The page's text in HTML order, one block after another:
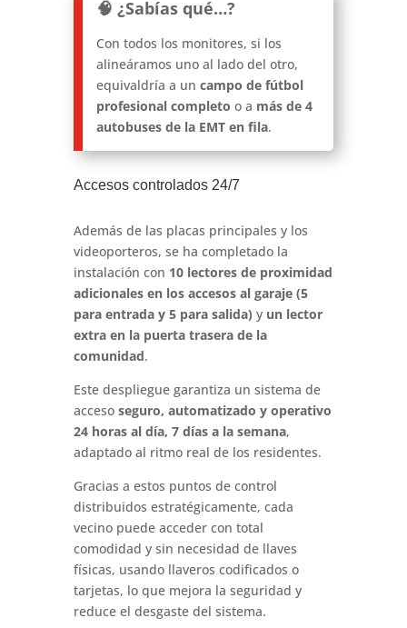
🧠 ¿Sabías qué…?
Con todos los monitores, si los
alineáramos uno al lado del otro,
equivaldría a un campo de fútbol
profesional completo o a más de 4
autobuses de la EMT en fila.
Accesos controlados 24/7
Además de las placas principales y los
videoporteros, se ha completado la
instalación con 10 lectores de proximidad
adicionales en los accesos al garaje (5
para entrada y 5 para salida) y un lector
extra en la puerta trasera de la
comunidad.
Este despliegue garantiza un sistema de
acceso seguro, automatizado y operativo
24 horas al día, 7 días a la semana,
adaptado al ritmo real de los residentes.
Gracias a estos puntos de control
distribuidos estratégicamente, cada
vecino puede acceder con total
comodidad y sin necesidad de llaves
físicas, usando llaveros codificados o
tarjetas, lo que mejora la seguridad y
reduce el desgaste del sistema.